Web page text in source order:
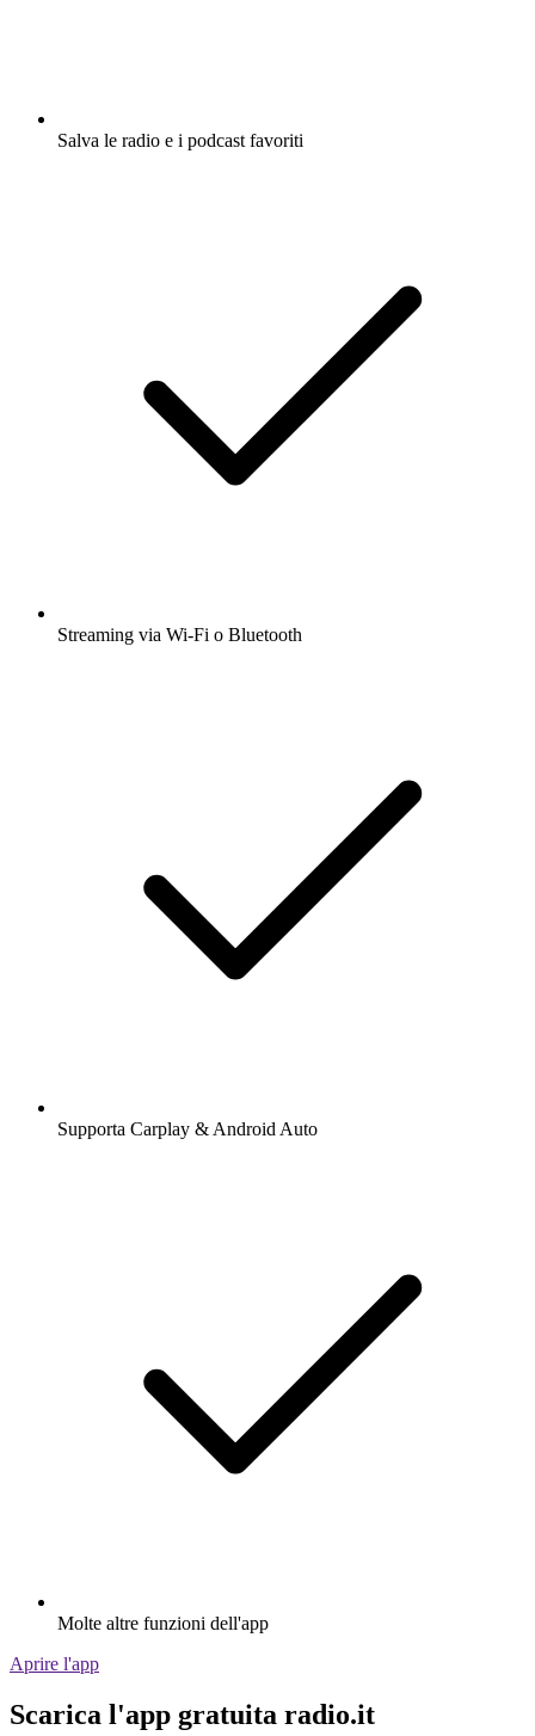
Salva le radio e i podcast favoriti
Streaming via Wi-Fi o Bluetooth
Supporta Carplay & Android Auto
Molte altre funzioni dell'app
Aprire l'app
Scarica l'app gratuita radio.it